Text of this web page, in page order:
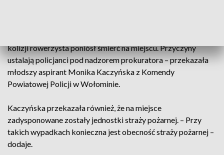
kolizji rowerzysta poniósł śmierć na miejscu. Przyczyny
ustalają policjanci pod nadzorem prokuratora – przekazała
młodszy aspirant Monika Kaczyńska z Komendy
Powiatowej Policji w Wołominie.
Kaczyńska przekazała również, że na miejsce
zadysponowane zostały jednostki straży pożarnej. – Przy
takich wypadkach konieczna jest obecność straży pożarnej –
dodaje.